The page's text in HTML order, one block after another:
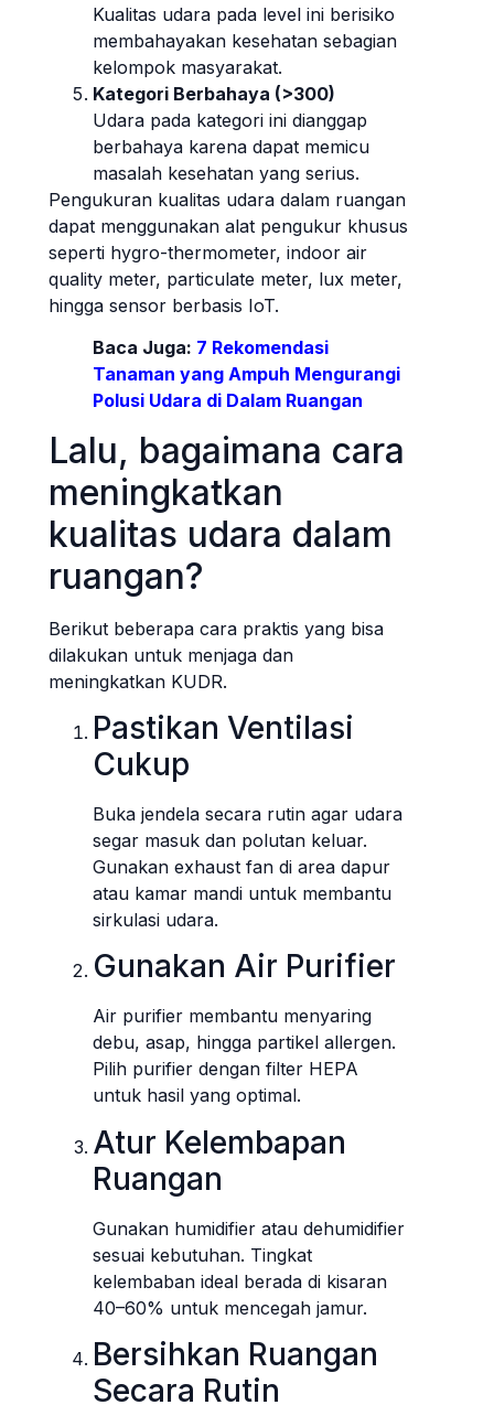
Kualitas udara pada level ini berisiko
membahayakan kesehatan sebagian
kelompok masyarakat.
Kategori Berbahaya (>300)
Udara pada kategori ini dianggap
berbahaya karena dapat memicu
masalah kesehatan yang serius.
Pengukuran kualitas udara dalam ruangan
dapat menggunakan alat pengukur khusus
seperti hygro-thermometer, indoor air
quality meter, particulate meter, lux meter,
hingga sensor berbasis IoT.
Baca Juga: 7 Rekomendasi
Tanaman yang Ampuh Mengurangi
Polusi Udara di Dalam Ruangan
Lalu, bagaimana cara
meningkatkan
kualitas udara dalam
ruangan?
Berikut beberapa cara praktis yang bisa
dilakukan untuk menjaga dan
meningkatkan KUDR.
Pastikan Ventilasi
Cukup
Buka jendela secara rutin agar udara
segar masuk dan polutan keluar.
Gunakan exhaust fan di area dapur
atau kamar mandi untuk membantu
sirkulasi udara.
Gunakan Air Purifier
Air purifier membantu menyaring
debu, asap, hingga partikel allergen.
Pilih purifier dengan filter HEPA
untuk hasil yang optimal.
Atur Kelembapan
Ruangan
Gunakan humidifier atau dehumidifier
sesuai kebutuhan. Tingkat
kelembaban ideal berada di kisaran
40–60% untuk mencegah jamur.
Bersihkan Ruangan
Secara Rutin